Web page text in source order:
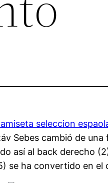
Sebes cambió de
así al back derecho
se ha convertido en el